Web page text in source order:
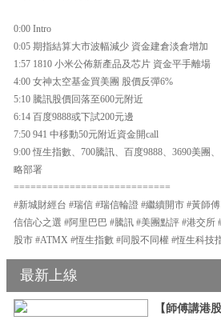
0:00 Intro
0:05 期指結算大市波幅減少 資金建倉淡倉增加
1:57 1810 小米公佈新產品及芯片 資金平手離場
4:00 女神太空基金買美團 股價反彈6%
5:10 騰訊股價回落至600元附近
6:14 百度9888或下試200元邊
7:50 941 中移動50元附近資金開call
9:00 恆生指數、700騰訊、百度9888、3690美團
略部署
============================
#新城財經台 #瑞信 #瑞信輪證 #繼續開市 #黃師
信信心之選 #阿里巴巴 #騰訊 #美團點評 #港交所
股市 #ATMX #恆生指數 #同股不同權 #恆生科技
最新上線
【師傅講港